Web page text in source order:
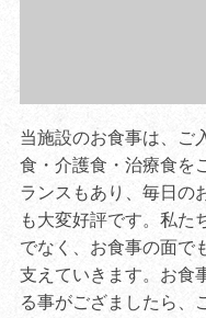
当施設のお食事は、ご
食・介護食・治療食を
ランスもあり、毎日の
も大変好評です。私た
でなく、お食事の面で
支えていきます。お食
る事がござましたら、